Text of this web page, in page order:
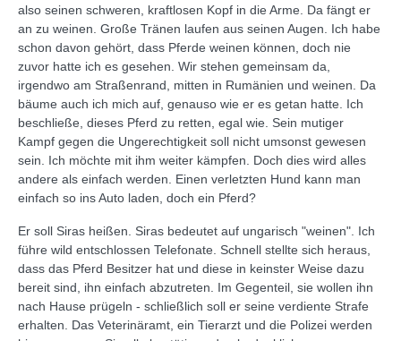
also seinen schweren, kraftlosen Kopf in die Arme. Da fängt er
an zu weinen. Große Tränen laufen aus seinen Augen. Ich habe
schon davon gehört, dass Pferde weinen können, doch nie
zuvor hatte ich es gesehen. Wir stehen gemeinsam da,
irgendwo am Straßenrand, mitten in Rumänien und weinen. Da
bäume auch ich mich auf, genauso wie er es getan hatte. Ich
beschließe, dieses Pferd zu retten, egal wie. Sein mutiger
Kampf gegen die Ungerechtigkeit soll nicht umsonst gewesen
sein. Ich möchte mit ihm weiter kämpfen. Doch dies wird alles
andere als einfach werden. Einen verletzten Hund kann man
einfach so ins Auto laden, doch ein Pferd?
Er soll Siras heißen. Siras bedeutet auf ungarisch "weinen". Ich
führe wild entschlossen Telefonate. Schnell stellte sich heraus,
dass das Pferd Besitzer hat und diese in keinster Weise dazu
bereit sind, ihn einfach abzutreten. Im Gegenteil, sie wollen ihn
nach Hause prügeln - schließlich soll er seine verdiente Strafe
erhalten. Das Veterinäramt, ein Tierarzt und die Polizei werden